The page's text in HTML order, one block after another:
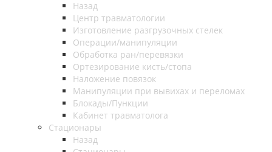
Назад
Центр травматологии
Изготовление разгрузочных стелек
Операции/манипуляции
Обработка ран/перевязки
Ортезирование кисть/стопа
Наложение повязок
Манипуляции при вывихах и переломах
Блокады/Пункции
Кабинет травматолога
Стационары
Назад